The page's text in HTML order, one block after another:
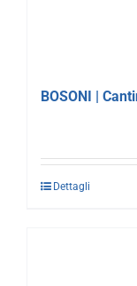
BOSONI |
Dettagli